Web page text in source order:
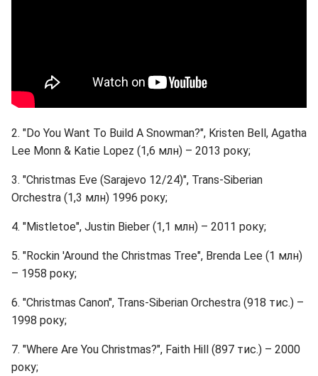
2. "Do You Want To Build A Snowman?", Kristen Bell, Agatha
Lee Monn & Katie Lopez (1,6 млн) – 2013 року;
3. "Christmas Eve (Sarajevo 12/24)", Trans-Siberian
Orchestra (1,3 млн) 1996 року;
4. "Mistletoe", Justin Bieber (1,1 млн) – 2011 року;
5. "Rockin 'Around the Christmas Tree", Brenda Lee (1 млн)
– 1958 року;
6. "Christmas Canon", Trans-Siberian Orchestra (918 тис.) –
1998 року;
7. "Where Are You Christmas?", Faith Hill (897 тис.) – 2000
року;